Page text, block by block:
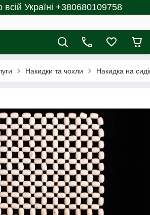
всій Україні +380680109758
Накидки та чохли Накидка на